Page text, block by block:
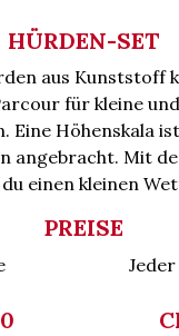
HÜRDEN-SET
aus Kunststoff
für kleine
Eine Höhenskala
angebracht. Mit
einen kleinen
PREISE